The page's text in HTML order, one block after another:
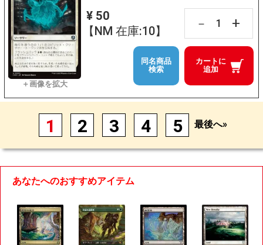
¥ 50
【NM 在庫:10】
－ +
カートに
追加
同名商品
検索
1 2 3 4 5 最後へ»
あなたへのおすすめアイテム